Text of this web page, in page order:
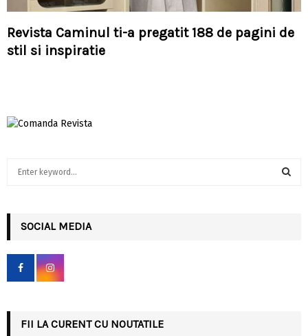
Revista Caminul ti-a pregatit 188 de pagini de
stil si inspiratie
h
f
r
SOCIAL MEDIA
FII LA CURENT CU NOUTATILE